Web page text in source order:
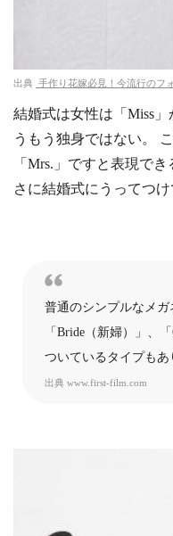
出典 手作り花嫁必見！今流行のフ
結婚式は女性は「Miss
うもう独身ではない。
「Mrs.」ですと表現で
さに結婚式にうってつけ
普通のシンプルなメ
「Bride（新婦）」、
ついているタイプもあ
出典 www.first-film.com